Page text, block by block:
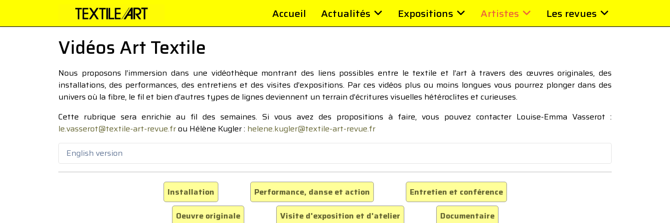
Accueil Actualités Expositions Artistes Les revues
Vidéos Art Textile
Nous proposons l’immersion dans une vidéothèque montrant des liens possibles entre le textile et l’art à travers des œuvres originales, des
installations, des performances, des entretiens et des visites d’expositions. Par ces vidéos plus ou moins longues vous pourrez plonger dans des
univers où la fibre, le fil et bien d’autres types de lignes deviennent un terrain d’écritures visuelles hétéroclites et curieuses.
Cette rubrique sera enrichie au fil des semaines. Si vous avez des propositions à faire, vous pouvez contacter Louise-Emma Vasserot :
le.vasserot@textile-art-revue.frou Hélène Kugler : helene.kugler@textile-art-revue.fr
English version
Installation Performance, danse et action
Entretien et conférence
Oeuvre originale
Visite d'exposition et d'atelier Documentaire